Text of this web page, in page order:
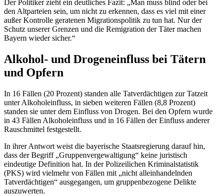
Der Politiker zieht ein deutliches Fazit: „Man muss blind oder bei
den Altparteien sein, um nicht zu erkennen, dass es viel mit einer
außer Kontrolle geratenen Migrationspolitik zu tun hat. Nur der
Schutz unserer Grenzen und die Remigration der Täter machen
Bayern wieder sicher.“
Alkohol- und Drogeneinfluss bei Tätern
und Opfern
In 16 Fällen (20 Prozent) standen alle Tatverdächtigen zur Tatzeit
unter Alkoholeinfluss, in sieben weiteren Fällen (8,8 Prozent)
standen sie unter dem Einfluss von Drogen. Bei den Opfern wurde
in 43 Fällen Alkoholeinfluss und in 16 Fällen der Einfluss anderer
Rauschmittel festgestellt.
In ihrer Antwort weist die bayerische Staatsregierung darauf hin,
dass der Begriff „Gruppenvergewaltigung“ keine juristisch
eindeutige Definition hat. In der Polizeilichen Kriminalstatistik
(PKS) wird vielmehr von Fällen mit „nicht alleinhandelnden
Tatverdächtigen“ ausgegangen, um gruppenbezogene Delikte
auszuwerten.